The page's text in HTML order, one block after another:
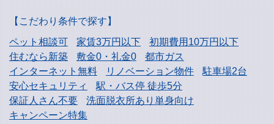
【こだわり条件で探す】
ペット相談可
家賃3万円以下
初期費用10万円以下
住むなら新築
敷金0・礼金0
都市ガス
インターネット無料
リノベーション物件
駐車場2台
安心セキュリティ
駅・バス停 徒歩5分
保証人さん不要
洗面脱衣所あり単身向け
キャンペーン特集